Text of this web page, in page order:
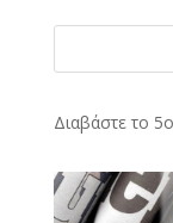
Διαβάστε το